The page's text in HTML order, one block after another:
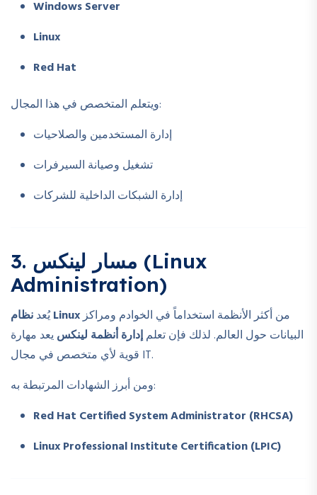
Windows Server
Linux
Red Hat
ويتعلم المتخصص في هذا المجال:
إدارة المستخدمين والصلاحيات
تشغيل وصيانة السيرفرات
إدارة الشبكات الداخلية للشركات
3. مسار لينكس (Linux
Administration)
يُعدنظام Linuxمن أكثر الأنظمة استخداماً في الخوادم ومراكز
البيانات حول العالم. لذلك فإن تعلمإدارة أنظمة لينكسيعد مهارة
قوية لأي متخصص في مجال IT.
ومن أبرز الشهادات المرتبطة به:
Red Hat Certified System Administrator (RHCSA)
Linux Professional Institute Certification (LPIC)